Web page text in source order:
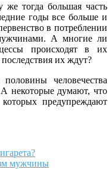
тогда большая часть
годы все больше и
в потреблении
А многие ли
происходят в их
их ждут?
человечества
некоторые думают, что
предупреждают
мужчины